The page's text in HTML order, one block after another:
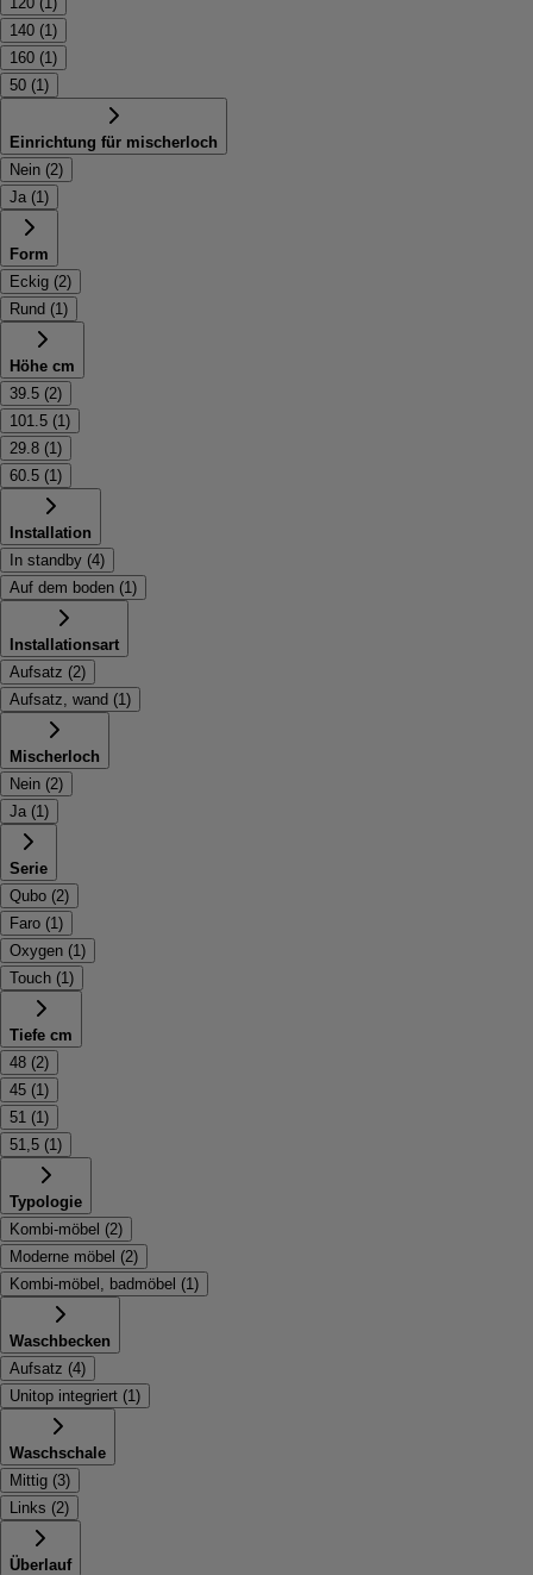
140 (1 )
160 (1 )
50 (1 )
Einrichtung für mischerloch
Nein (2)
Ja (1 )
Form
Eckig (2)
Rund (1 )
Höhe cm
39.5 (2)
101.5 (1 )
29.8 (1 )
60.5 (1 )
Installation
In standby (4)
Auf dem boden (1 )
Installationsart
Aufsatz (2)
Aufsatz, wand (1 )
Mischerloch
Nein (2)
Ja (1 )
Serie
Qubo (2)
Faro (1 )
Oxygen (1 )
Touch (1 )
Tiefe cm
48 (2)
45 (1 )
51 (1 )
51,5 (1 )
Typologie
Kombi-möbel (2)
Moderne möbel (2)
Kombi-möbel, badmöbel (1 )
Waschbecken
Aufsatz (4)
Unitop integriert (1 )
Waschschale
Mittig (3)
Links (2)
Überlauf